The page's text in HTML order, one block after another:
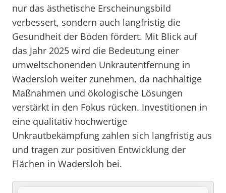
nur das ästhetische Erscheinungsbild
verbessert, sondern auch langfristig die
Gesundheit der Böden fördert. Mit Blick auf
das Jahr 2025 wird die Bedeutung einer
umweltschonenden Unkrautentfernung in
Wadersloh weiter zunehmen, da nachhaltige
Maßnahmen und ökologische Lösungen
verstärkt in den Fokus rücken. Investitionen in
eine qualitativ hochwertige
Unkrautbekämpfung zahlen sich langfristig aus
und tragen zur positiven Entwicklung der
Flächen in Wadersloh bei.